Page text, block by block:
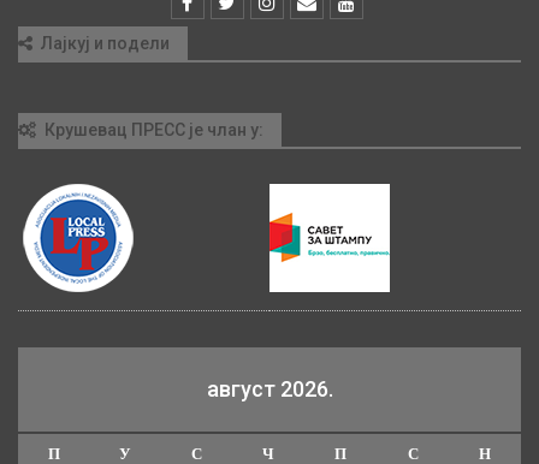
Лајкуј и подели
Крушевац ПРЕСС је члан у:
август 2026.
П У С Ч П С
Н